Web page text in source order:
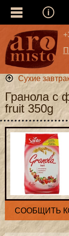
Сухие
Гранола с
fruit 350g
СООБЩИТЬ